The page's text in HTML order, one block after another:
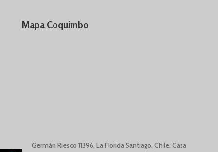
Mapa Coquimbo
Germán Riesco 11396, La Florida Santiago, Chile. Casa